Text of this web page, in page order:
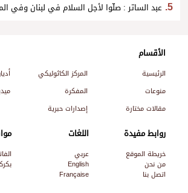
عبد الساتر : صلّوا لأجل السلام في لبنان وفي
الأقسام
الرئيسية المركز الكاثوليكي
منوعات
المفكرة
مقالات مختارة
إصدارات حبرية
روابط مفيدة
خريطة الموقع
من نحن
اتصل بنا
اللغات
عربي
English
Française